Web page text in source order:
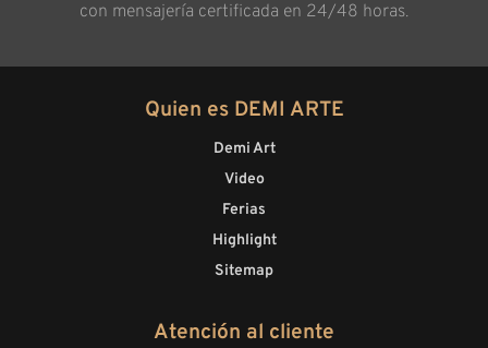
con mensajería certificada en 24/48 horas.
Quien es DEMI ARTE
Demi Art
Video
Ferias
Highlight
Sitemap
Atención al cliente